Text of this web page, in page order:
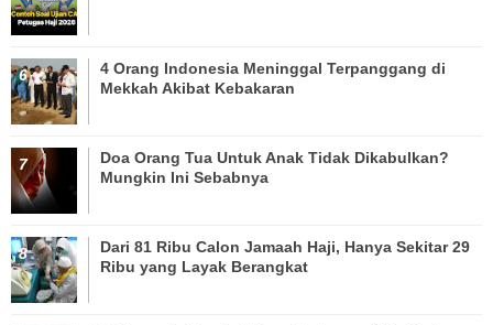
4 Orang Indonesia Meninggal Terpanggang di
Mekkah Akibat Kebakaran
Doa Orang Tua Untuk Anak Tidak Dikabulkan?
Mungkin Ini Sebabnya
Dari 81 Ribu Calon Jamaah Haji, Hanya Sekitar 29
Ribu yang Layak Berangkat